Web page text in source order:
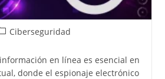
Ciberseguridad
en línea es esencial en
donde el espionaje electrónico